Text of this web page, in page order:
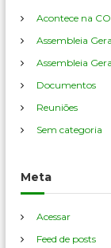
Acontece na
Assembleia
Assembleia
Documentos
Reuniões
Sem categoria
Meta
Acessar
Feed de posts